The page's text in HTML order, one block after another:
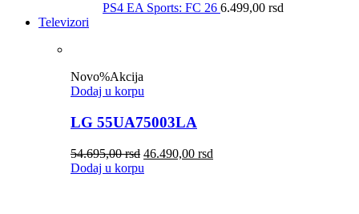
PS4 EA Sports: FC 26 6.499,00 rsd
Televizori
Novo%Akcija
Dodaj u korpu
LG 55UA75003LA
54.695,00rsd 46.490,00 rsd
Dodaj u korpu